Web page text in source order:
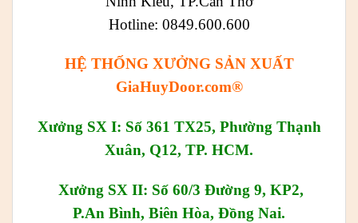
Hotline: 0849.600.600
HỆ THỐNG XƯỞNG SẢN XUẤT
GiaHuyDoor.com®
Xưởng SX I: Số 361 TX25, Phường Thạnh
Xuân, Q12, TP. HCM.
Xưởng SX II: Số 60/3 Đường 9, KP2,
P.An Bình, Biên Hòa, Đồng Nai.